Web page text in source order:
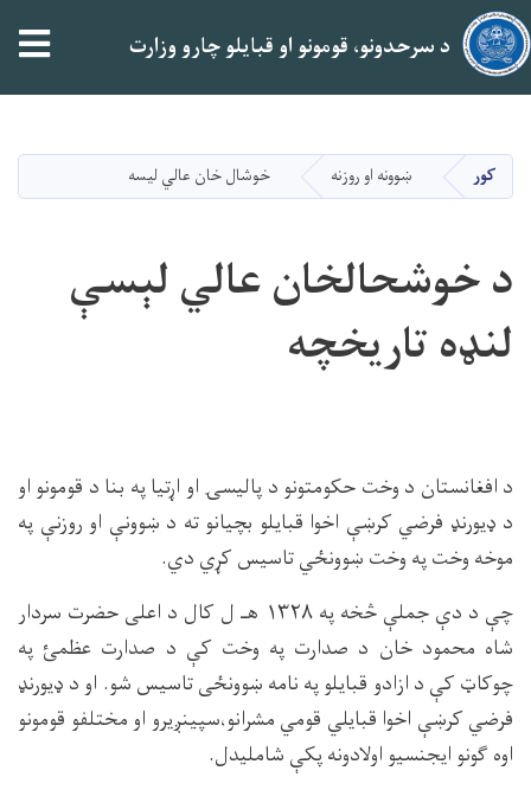
دانګل
د سرحدونو، قومونو او قبایلو چارو وزارت
کور ښوونه او روزنه خوشال خان عالي لیسه
د خوشحالخان عالي لېسې
لنډه تاریخچه
د افغانستان د وخت حکومتونو د پالیسۍ او اړتیا په بنا د قومونو او
د ډیورنډ فرضي کرښې اخوا قبایلو بچیانو ته د ښوونې او روزنې په
موخه وخت په وخت ښوونځي تاسیس کړي دي.
چې د دې جملې څخه په ۱۳۲۸ هـ ل کال د اعلی حضرت سردار
شاه محمود خان د صدارت په وخت کې د صدارت عظمئ په
چوکاټ کې د ازادو قبایلو په نامه ښوونځی تاسیس شو. او د ډیورنډ
فرضي کرښې اخوا قبایلي قومي مشرانو،سپینږیرو او مختلفو قومونو
اوه ګونو ایجنسیو اولادونه پکې شاملیدل.